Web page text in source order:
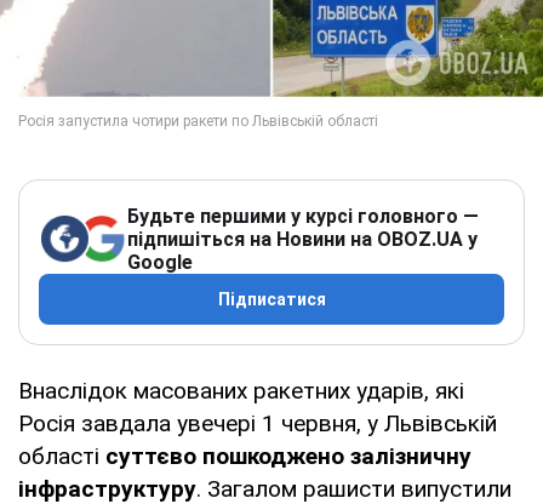
Будьте першими у курсі головного —
підпишіться на Новини на OBOZ.UA у
Google
Підписатися
Внаслідок масованих ракетних ударів, які
Росія завдала увечері 1 червня, у Львівській
області суттєво пошкоджено залізничну
інфраструктуру. Загалом рашисти випустили